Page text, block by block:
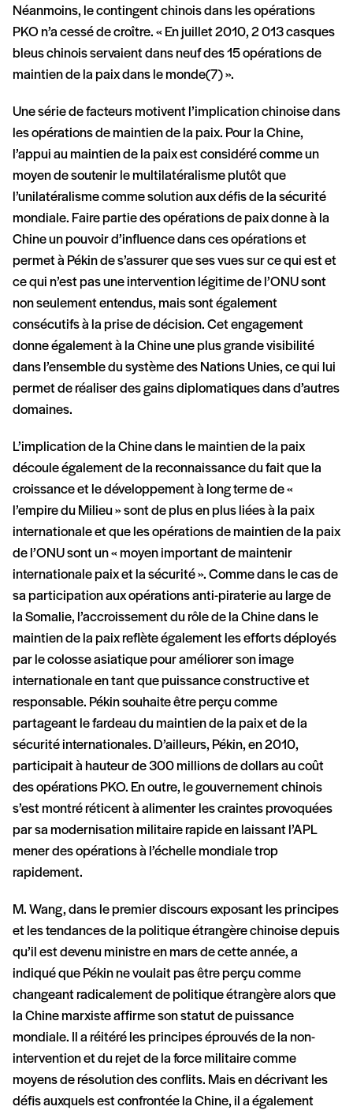
Néanmoins, le contingent chinois dans les opérations
PKO n’a cessé de croître. « En juillet 2010, 2 013 casques
bleus chinois servaient dans neuf des 15 opérations de
maintien de la paix dans le monde(7) ».
Une série de facteurs motivent l’implication chinoise dans
les opérations de maintien de la paix. Pour la Chine,
l’appui au maintien de la paix est considéré comme un
moyen de soutenir le multilatéralisme plutôt que
l’unilatéralisme comme solution aux défis de la sécurité
mondiale. Faire partie des opérations de paix donne à la
Chine un pouvoir d’influence dans ces opérations et
permet à Pékin de s’assurer que ses vues sur ce qui est et
ce qui n’est pas une intervention légitime de l’ONU sont
non seulement entendus, mais sont également
consécutifs à la prise de décision. Cet engagement
donne également à la Chine une plus grande visibilité
dans l’ensemble du système des Nations Unies, ce qui lui
permet de réaliser des gains diplomatiques dans d’autres
domaines.
L’implication de la Chine dans le maintien de la paix
découle également de la reconnaissance du fait que la
croissance et le développement à long terme de «
l’empire du Milieu » sont de plus en plus liées à la paix
internationale et que les opérations de maintien de la paix
de l’ONU sont un « moyen important de maintenir
internationale paix et la sécurité ». Comme dans le cas de
sa participation aux opérations anti-piraterie au large de
la Somalie, l’accroissement du rôle de la Chine dans le
maintien de la paix reflète également les efforts déployés
par le colosse asiatique pour améliorer son image
internationale en tant que puissance constructive et
responsable. Pékin souhaite être perçu comme
partageant le fardeau du maintien de la paix et de la
sécurité internationales. D’ailleurs, Pékin, en 2010,
participait à hauteur de 300 millions de dollars au coût
des opérations PKO. En outre, le gouvernement chinois
s’est montré réticent à alimenter les craintes provoquées
par sa modernisation militaire rapide en laissant l’APL
mener des opérations à l’échelle mondiale trop
rapidement.
M. Wang, dans le premier discours exposant les principes
et les tendances de la politique étrangère chinoise depuis
qu’il est devenu ministre en mars de cette année, a
indiqué que Pékin ne voulait pas être perçu comme
changeant radicalement de politique étrangère alors que
la Chine marxiste affirme son statut de puissance
mondiale. Il a réitéré les principes éprouvés de la non-
intervention et du rejet de la force militaire comme
moyens de résolution des conflits. Mais en décrivant les
défis auxquels est confrontée la Chine, il a également